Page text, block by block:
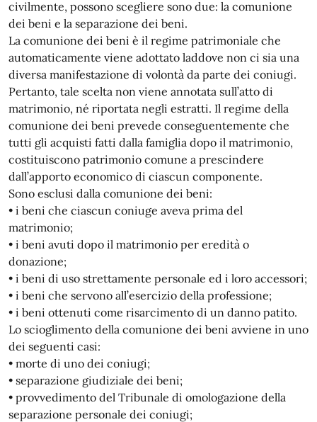
civilmente, possono scegliere sono due: la comunione
dei beni e la separazione dei beni.
La comunione dei beni è il regime patrimoniale che
automaticamente viene adottato laddove non ci sia una
diversa manifestazione di volontà da parte dei coniugi.
Pertanto, tale scelta non viene annotata sull’atto di
matrimonio, né riportata negli estratti. Il regime della
comunione dei beni prevede conseguentemente che
tutti gli acquisti fatti dalla famiglia dopo il matrimonio,
costituiscono patrimonio comune a prescindere
dall’apporto economico di ciascun componente.
Sono esclusi dalla comunione dei beni:
• i beni che ciascun coniuge aveva prima del
matrimonio;
• i beni avuti dopo il matrimonio per eredità o
donazione;
• i beni di uso strettamente personale ed i loro accessori;
• i beni che servono all’esercizio della professione;
• i beni ottenuti come risarcimento di un danno patito.
Lo scioglimento della comunione dei beni avviene in uno
dei seguenti casi:
• morte di uno dei coniugi;
• separazione giudiziale dei beni;
• provvedimento del Tribunale di omologazione della
separazione personale dei coniugi;